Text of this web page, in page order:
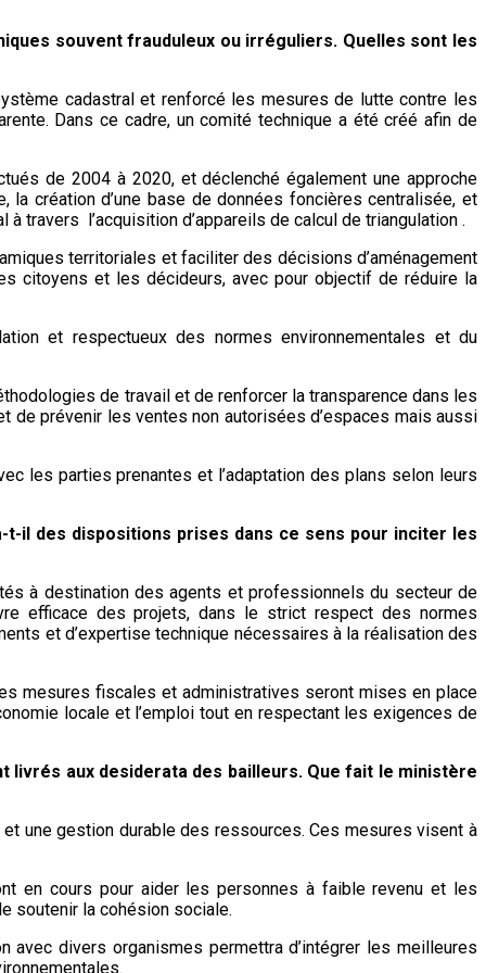
souvent frauduleux ou irréguliers. Quelles sont les
cadastral et renforcé les mesures de lutte contre les
Dans ce cadre, un comité technique a été créé afin de
de 2004 à 2020, et déclenché également une approche
la création d’une base de données foncières centralisée, et
travers l’acquisition d’appareils de calcul de triangulation .
territoriales et faciliter des décisions d’aménagement
citoyens et les décideurs, avec pour objectif de réduire la
et respectueux des normes environnementales et du
de travail et de renforcer la transparence dans les
prévenir les ventes non autorisées d’espaces mais aussi
les parties prenantes et l’adaptation des plans selon leurs
t-il des dispositions prises dans ce sens pour inciter les
à destination des agents et professionnels du secteur de
efficace des projets, dans le strict respect des normes
et d’expertise technique nécessaires à la réalisation des
mesures fiscales et administratives seront mises en place
locale et l’emploi tout en respectant les exigences de
livrés aux desiderata des bailleurs. Que fait le ministère
une gestion durable des ressources. Ces mesures visent à
en cours pour aider les personnes à faible revenu et les
soutenir la cohésion sociale.
avec divers organismes permettra d’intégrer les meilleures